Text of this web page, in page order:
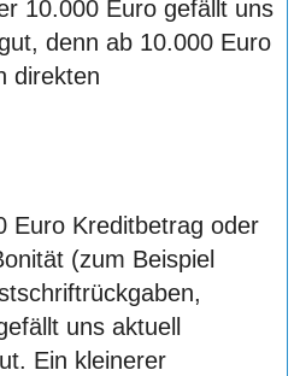
10.000 Euro gefällt uns
denn ab 10.000 Euro
direkten
Euro Kreditbetrag oder
(zum Beispiel
uns aktuell
Ein kleinerer